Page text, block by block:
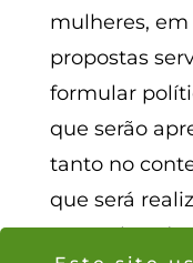
mulheres, em
propostas
formular
que serão
tanto no
que será
novembro de